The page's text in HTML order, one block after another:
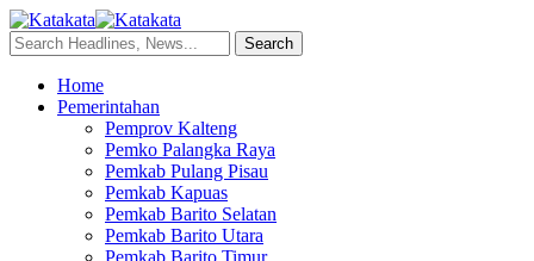
Home
Pemerintahan
Pemprov Kalteng
Pemko Palangka Raya
Pemkab Pulang Pisau
Pemkab Kapuas
Pemkab Barito Selatan
Pemkab Barito Utara
Pemkab Barito Timur